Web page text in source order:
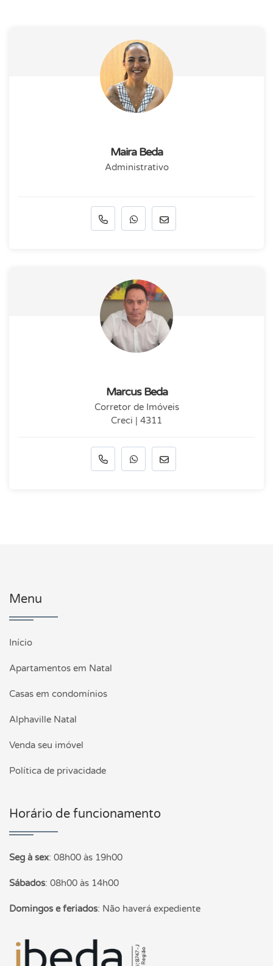
Maira Beda
Administrativo
Marcus Beda
Corretor de Imóveis
Creci | 4311
Menu
Início
Apartamentos em Natal
Casas em condomínios
Alphaville Natal
Venda seu imóvel
Política de privacidade
Horário de funcionamento
Seg à sex: 08h00 às 19h00
Sábados: 08h00 às 14h00
Domingos e feriados: Não haverá expediente
Página inicial